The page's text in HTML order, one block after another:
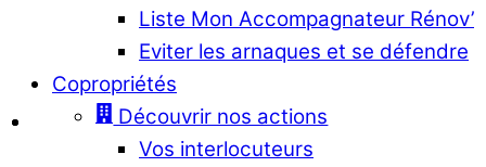
Liste Mon Accompagnateur Rénov’
Eviter les arnaques et se défendre
Copropriétés
Découvrir nos actions
Vos interlocuteurs